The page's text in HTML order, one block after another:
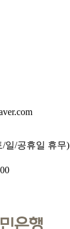
/일/공휴일 휴무)